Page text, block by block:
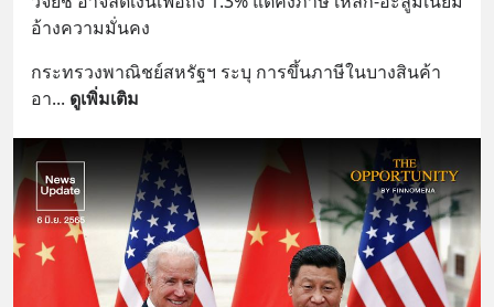
อ้างความมั่นคง
กระทรวงพาณิชย์สหรัฐฯ ระบุ การขึ้นภาษีในบางสินค้า
อา... ดูเพิ่มเติม